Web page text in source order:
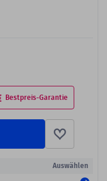
Bestpreis-Garantie
Auswählen